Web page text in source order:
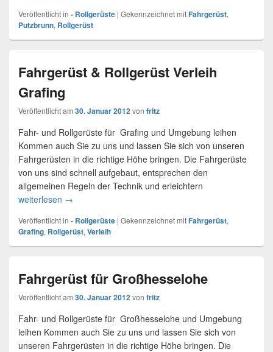
Veröffentlicht in - Rollgerüste | Gekennzeichnet mitFahrgerüst,
Putzbrunn, Rollgerüst
Fahrgerüst & Rollgerüst Verleih
Grafing
Veröffentlicht am 30. Januar 2012von fritz
Fahr- und Rollgerüste für Grafing und Umgebung leihen
Kommen auch Sie zu uns und lassen Sie sich von unseren
Fahrgerüsten in die richtige Höhe bringen. Die Fahrgerüste
von uns sind schnell aufgebaut, entsprechen den
allgemeinen Regeln der Technik und erleichtern
weiterlesen Fahrgerüst & Rollgerüst Verleih Grafing
→
Veröffentlicht in - Rollgerüste | Gekennzeichnet mitFahrgerüst,
Grafing, Rollgerüst, Verleih
Fahrgerüst für Großhesselohe
Veröffentlicht am 30. Januar 2012von fritz
Fahr- und Rollgerüste für Großhesselohe und Umgebung
leihen Kommen auch Sie zu uns und lassen Sie sich von
unseren Fahrgerüsten in die richtige Höhe bringen. Die